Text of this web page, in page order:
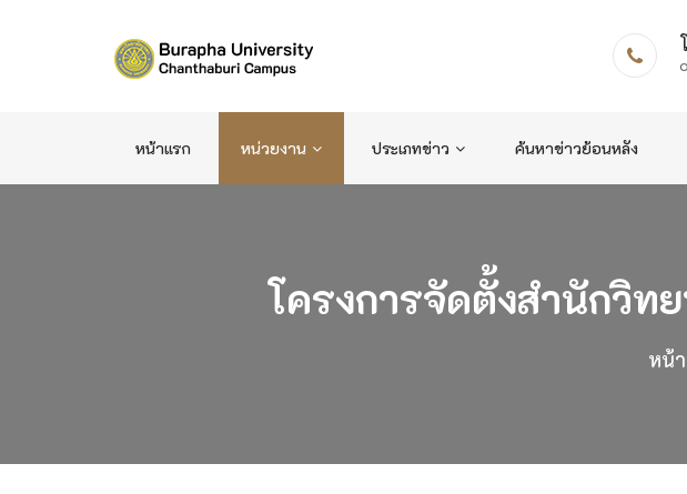
หน้าแรก หน่วยงาน ประเภทข่าว ค้นหาข่าวย้อนหลัง
โครงการจัดตั้งสำนักวิท
หน้